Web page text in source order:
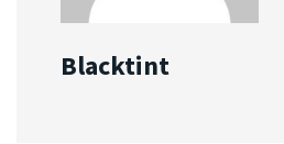
Blacktint